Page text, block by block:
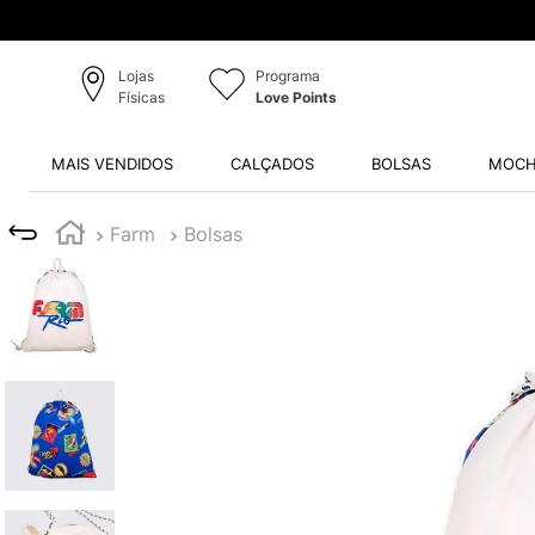
Lojas
Físicas
Programa
Love Points
MAIS VENDIDOS CALÇADOS BOLSAS
Farm Bolsas